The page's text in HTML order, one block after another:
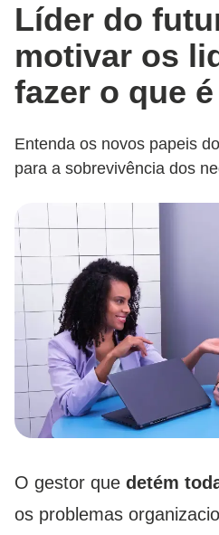
Líder do
motivar os
fazer o que
Entenda os novos papeis
para a sobrevivência dos
O gestor que detém
os problemas